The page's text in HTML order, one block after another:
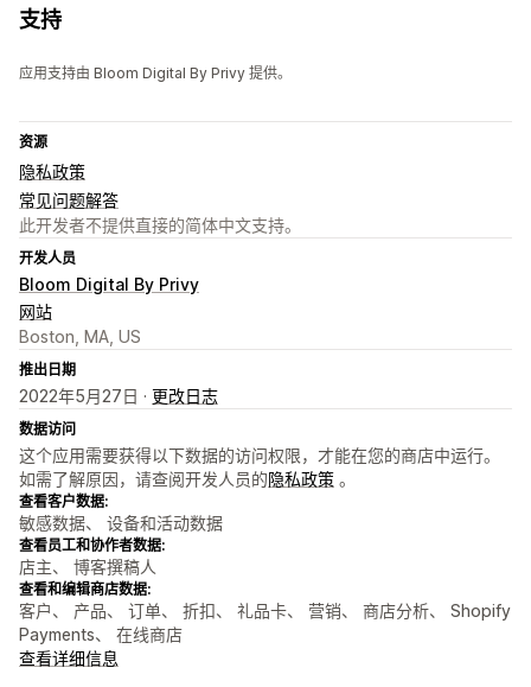
支持
应用支持由 Bloom Digital By Privy 提供。
资源
隐私政策
常见问题解答
此开发者不提供直接的简体中文支持。
开发人员
Bloom Digital By Privy
网站
Boston, MA, US
推出日期
2022年5月27日 · 更改日志
数据访问
这个应用需要获得以下数据的访问权限，才能在您的商店中运行。
如需了解原因，请查阅开发人员的隐私政策 。
查看客户数据:
敏感数据、 设备和活动数据
查看员工和协作者数据:
店主、 博客撰稿人
查看和编辑商店数据:
客户、 产品、 订单、 折扣、 礼品卡、 营销、 商店分析、 Shopify
Payments、 在线商店
查看详细信息